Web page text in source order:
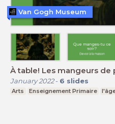
À table! Les mangeurs de
January 2022- 6 slides
Arts Enseignement Primaire
Van Gogh Museum